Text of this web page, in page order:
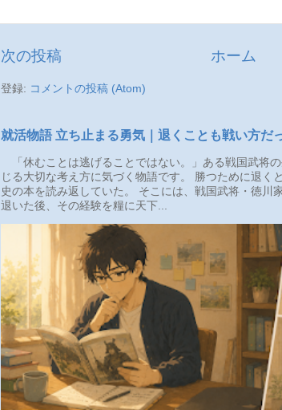
次の投稿 ホーム
登録: コメントの投稿 (Atom)
就活物語 立ち止まる勇気｜退くことも戦い方だ
「休むことは逃げることではない。」ある戦国武将
じる大切な考え方に気づく物語です。 勝つために退
史の本を読み返していた。 そこには、戦国武将・徳川
退いた後、その経験を糧に天下...